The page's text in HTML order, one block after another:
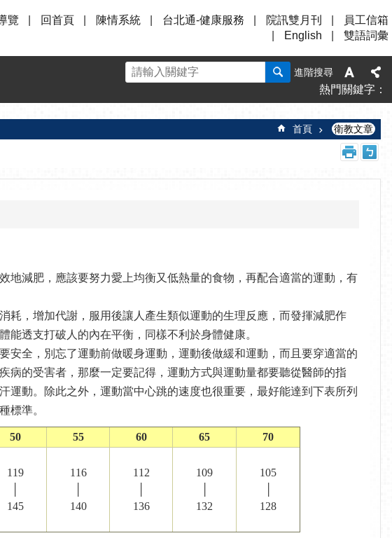
覽
回首頁 陳情系統 台北通-健康服務 院訊雙月刊
員工信箱
English
雙語詞彙
進階搜尋
熱門關鍵字
首頁 衛教文章
減肥，應該要努力愛上均衡又低熱量的食物，再配合適當的運動，有
耗，增加代謝，服用後讓人產生類似運動的生理反應，而發揮減肥作
透支打破人的內在平衡，同樣不利於身體健康。
全，別忘了運動前做暖身運動，運動後做緩和運動，而且要穿適當的
的受害者，那麼一定要記得，運動方式與運動量都要聽從醫師的指
動。除此之外，運動當中心跳的速度也很重要，最好能達到下表所列
標準。
50 55 60 65 70
119
145
116
140
112
136
109
132
105
128